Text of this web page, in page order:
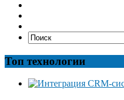
Топ технологии